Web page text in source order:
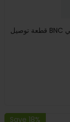
قطعة توصيل BNC رجل موصّل يصلح للإناث، مغلفة بحرفية وتردّد عالي
Save 18%